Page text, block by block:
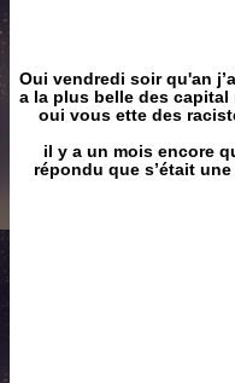
Oui vendredi soir qu'an
a la plus belle des
oui vous ette des
il y a un mois encore
répondu que s’était